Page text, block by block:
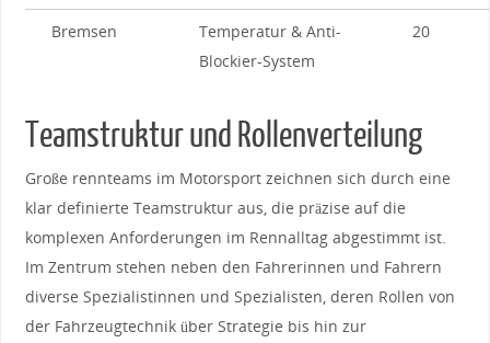
Bremsen
Temperatur & ​Anti-
Blockier-System
20
Teamstruktur und Rollenverteilung
Große rennteams im Motorsport zeichnen sich durch eine
klar definierte Teamstruktur aus, die ‌präzise auf die⁢
komplexen Anforderungen im Rennalltag abgestimmt‍ ist.
Im Zentrum stehen‍ neben​ den Fahrerinnen und⁤ Fahrern
diverse Spezialistinnen und ‌Spezialisten, deren Rollen von
der Fahrzeugtechnik ⁢über Strategie bis ⁣hin zur